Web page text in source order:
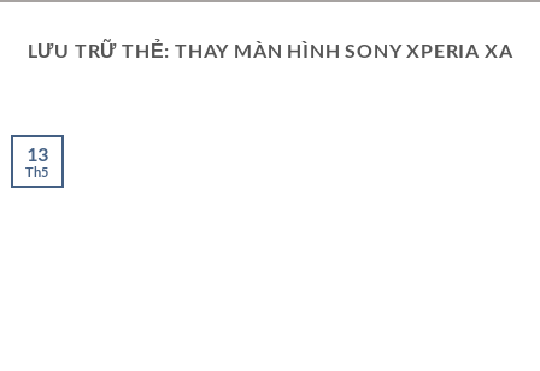
LƯU TRỮ THẺ: THAY MÀN HÌNH SONY XPERIA XA
13
Th5